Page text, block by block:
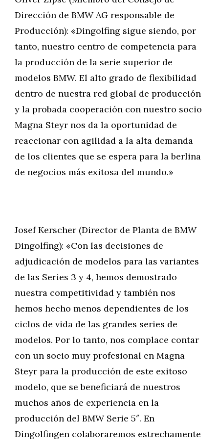
Dirección de BMW AG responsable de
Producción): «Dingolfing sigue siendo, por
tanto, nuestro centro de competencia para
la producción de la serie superior de
modelos BMW. El alto grado de flexibilidad
dentro de nuestra red global de producción
y la probada cooperación con nuestro socio
Magna Steyr nos da la oportunidad de
reaccionar con agilidad a la alta demanda
de los clientes que se espera para la berlina
de negocios más exitosa del mundo.»
Josef Kerscher (Director de Planta de BMW
Dingolfing): «Con las decisiones de
adjudicación de modelos para las variantes
de las Series 3 y 4, hemos demostrado
nuestra competitividad y también nos
hemos hecho menos dependientes de los
ciclos de vida de las grandes series de
modelos. Por lo tanto, nos complace contar
con un socio muy profesional en Magna
Steyr para la producción de este exitoso
modelo, que se beneficiará de nuestros
muchos años de experiencia en la
producción del BMW Serie 5″. En
Dingolfingen colaboraremos estrechamente